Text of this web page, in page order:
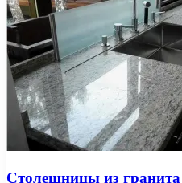
Столешницы из